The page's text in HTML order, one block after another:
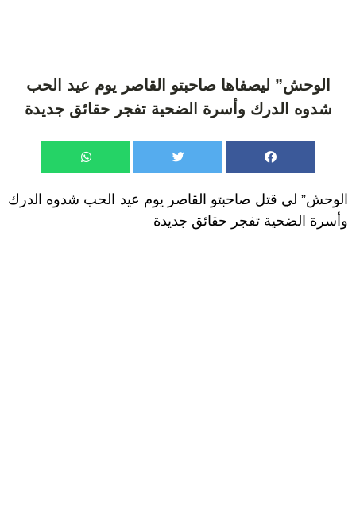
الوحش” ليصفاها صاحبتو القاصر يوم عيد الحب
شدوه الدرك وأسرة الضحية تفجر حقائق جديدة
الوحش” لي قتل صاحبتو القاصر يوم عيد الحب شدوه الدرك
وأسرة الضحية تفجر حقائق جديدة